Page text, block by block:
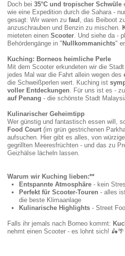
Doch bei 35°C und tropischer Schwüle
wie eine Expedition durch die Sahara -
gesagt: Wir waren zu faul , das Beiboot
anzuschrauben und Benzin zu mischen.
mieteten einen Scooter. Und siehe da -
Behördengänge in " Nullkommanichts"
Kuching: Borneos heimliche Perle
Mit dem Scooter erkundeten wir die
jedes Mal war die Fahrt allein wegen des
die Schweißperlen wert. Kuching ist
voller Entdeckungen. Für uns ist es -
auf Penang - die schönste Stadt
Kulinarischer Geheimtipp
Wer günstig und fantastisch essen will,
Food Court (im grün gestrichenen
aufsuchen. Hier gibt es alles, von
gegrillten Meeresfrüchten - und das zu
Geizhälse lächeln lassen.
Warum wir Kuching lieben:**
Entspannte Atmosphäre - kein
Perfekt für Scooter-Touren - alles
die beste Klimaanlage
Kulinarische Highlights - Street
Falls ihr jemals nach Borneo kommt:
nehmt einen Scooter - es lohnt sich! 🛵🌴